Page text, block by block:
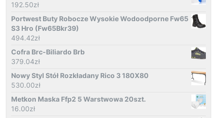
192.50zł
Portwest Buty Robocze Wysokie Wodoodporne Fw65
S3 Hro (Fw65Bkr39)
494.42zł
Cofra Brc-Biliardo Brb
379.04zł
Nowy Styl Stół Rozkładany Rico 3 180X80
530.00zł
Metkon Maska Ffp2 5 Warstwowa 20szt.
16.00zł